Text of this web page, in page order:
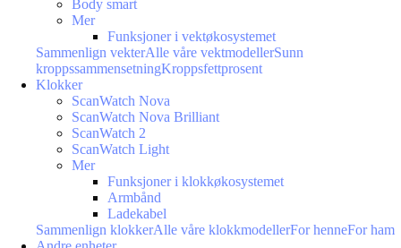
Body smart
Mer
Funksjoner i vektøkosystemet
Sammenlign vekterAlle våre vektmodellerSunn
kroppssammensetningKroppsfettprosent
Klokker
ScanWatch Nova
ScanWatch Nova Brilliant
ScanWatch 2
ScanWatch Light
Mer
Funksjoner i klokkøkosystemet
Armbånd
Ladekabel
Sammenlign klokkerAlle våre klokkmodellerFor henneFor ham